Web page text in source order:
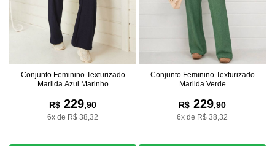
Conjunto Feminino Texturizado
Marilda Azul Marinho
R$ 229,90
6x de R$ 38,32
Conjunto Feminino Texturizado
Marilda Verde
R$ 229,90
6x de R$ 38,32